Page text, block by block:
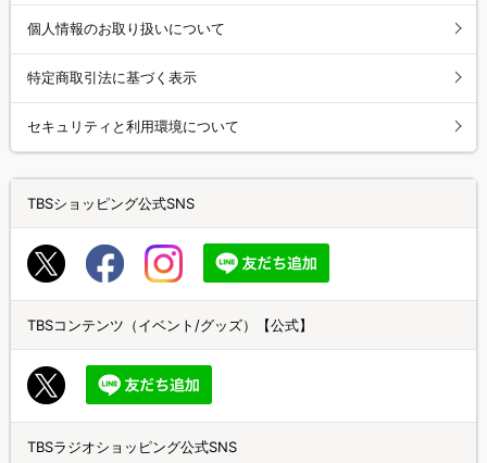
個人情報のお取り扱いについて
特定商取引法に基づく表示
セキュリティと利用環境について
TBSショッピング公式SNS
TBSコンテンツ（イベント/グッズ）【公式】
TBSラジオショッピング公式SNS